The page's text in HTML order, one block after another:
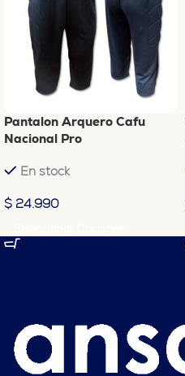
Pantalon Arquero Cafu
Nacional Pro
En stock
$ 24.990